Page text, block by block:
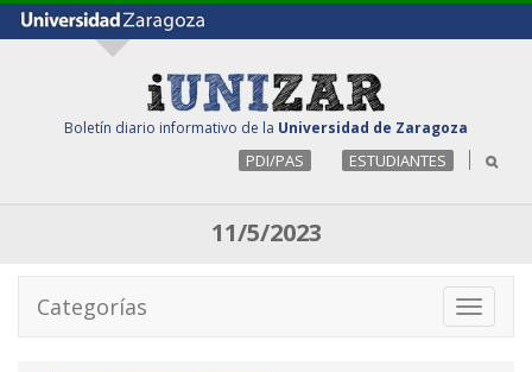
Boletín diario informativo de la Universidad de Zaragoza
PDI/PAS ESTUDIANTES
11/5/2023
Toggle
Categorías